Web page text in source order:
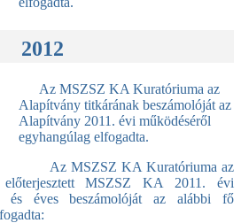
2012
MSZSZ KA Kuratóriuma az
Alapítvány titkárának beszámolóját az
Alapítvány 2011. évi működéséről
egyhangúlag elfogadta.
Az MSZSZ KA Kuratóriuma az
előterjesztett MSZSZ KA 2011. évi
és éves beszámolóját az alábbi fő